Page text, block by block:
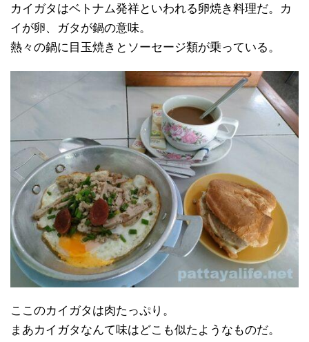
カイガタはベトナム発祥といわれる卵焼き料理だ。カ
イが卵、ガタが鍋の意味。
熱々の鍋に目玉焼きとソーセージ類が乗っている。
ここのカイガタは肉たっぷり。
まあカイガタなんて味はどこも似たようなものだ。